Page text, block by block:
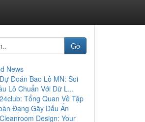
Go
News
Dự Đoán Bao Lô MN: Soi
Lô Chuẩn Với Dữ L...
24club: Tổng Quan Về Tập
Đang Gây Dấu Ấn
Cleanroom Design: Your